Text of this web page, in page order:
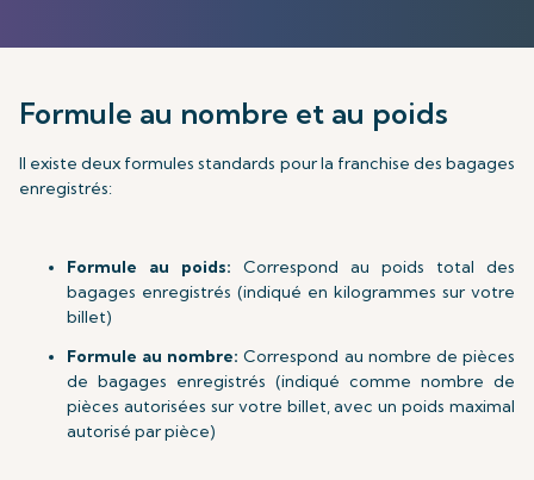
Formule au nombre et au poids
Il existe deux formules standards pour la franchise des bagages
enregistrés:
Formule au poids: Correspond au poids total des
bagages enregistrés (indiqué en kilogrammes sur votre
billet)
Formule au nombre: Correspond au nombre de pièces
de bagages enregistrés (indiqué comme nombre de
pièces autorisées sur votre billet, avec un poids maximal
autorisé par pièce)